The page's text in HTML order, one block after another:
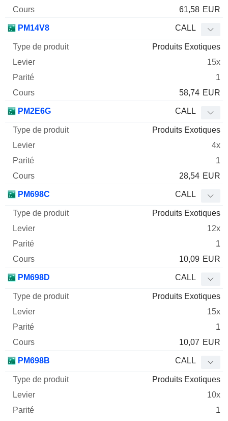
61,58 EUR
PM14V8 CALL
Produits Exotiques
15x
1
58,74 EUR
PM2E6G CALL
Produits Exotiques
4x
1
28,54 EUR
PM698C CALL
Produits Exotiques
12x
1
10,09 EUR
PM698D CALL
Produits Exotiques
15x
1
10,07 EUR
PM698B CALL
Produits Exotiques
10x
1